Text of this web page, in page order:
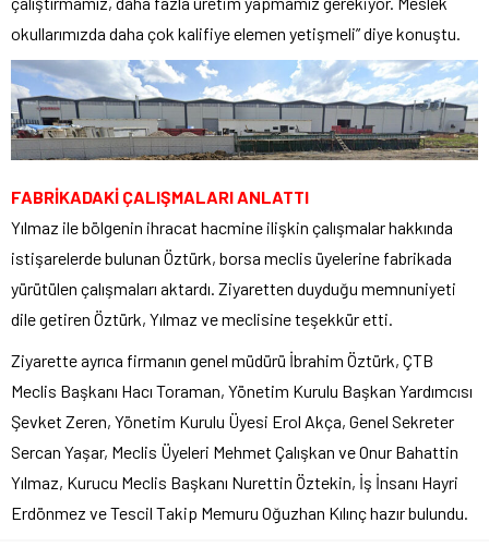
okullarımızda daha çok kalifiye elemen yetişmeli” diye konuştu.
FABRİKADAKİ ÇALIŞMALARI ANLATTI
Yılmaz ile bölgenin ihracat hacmine ilişkin çalışmalar hakkında
istişarelerde bulunan Öztürk, borsa meclis üyelerine fabrikada
yürütülen çalışmaları aktardı. Ziyaretten duyduğu memnuniyeti
dile getiren Öztürk, Yılmaz ve meclisine teşekkür etti.
Ziyarette ayrıca firmanın genel müdürü İbrahim Öztürk, ÇTB
Meclis Başkanı Hacı Toraman, Yönetim Kurulu Başkan Yardımcısı
Şevket Zeren, Yönetim Kurulu Üyesi Erol Akça, Genel Sekreter
Sercan Yaşar, Meclis Üyeleri Mehmet Çalışkan ve Onur Bahattin
Yılmaz, Kurucu Meclis Başkanı Nurettin Öztekin, İş İnsanı Hayri
Erdönmez ve Tescil Takip Memuru Oğuzhan Kılınç hazır bulundu.